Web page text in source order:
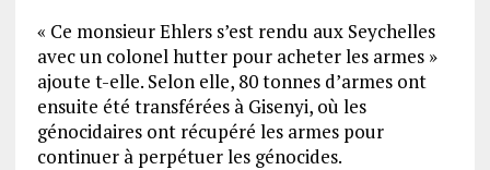
« Ce monsieur Ehlers s’est rendu aux Seychelles
avec un colonel hutter pour acheter les armes »
ajoute t-elle. Selon elle, 80 tonnes d’armes ont
ensuite été transférées à Gisenyi, où les
génocidaires ont récupéré les armes pour
continuer à perpétuer les génocides.